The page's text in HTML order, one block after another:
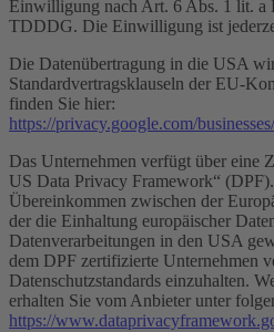
Einwilligung nach Art. 6 Abs. 1 lit. a
TDDDG. Die Einwilligung ist
Die Datenübertragung in die USA
Standardvertragsklauseln der EU-
finden Sie hier:
https://privacy.google.com/
Das Unternehmen verfügt über eine
US Data Privacy Framework“
Übereinkommen zwischen der
der die Einhaltung europäischer
Datenverarbeitungen in den USA
dem DPF zertifizierte Unternehmen
Datenschutzstandards einzuhalten.
erhalten Sie vom Anbieter unter
https://